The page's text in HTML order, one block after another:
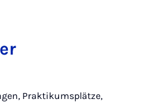
Praktikumsplätze,